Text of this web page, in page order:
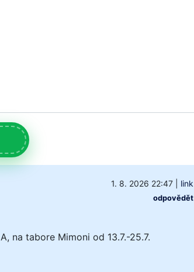
1. 8. 2026 22:47| link
odpovědět
na tabore Mimoni od 13.7.-25.7.